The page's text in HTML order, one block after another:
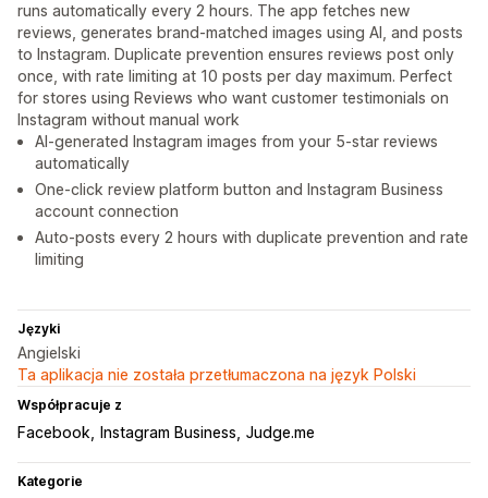
runs automatically every 2 hours. The app fetches new
reviews, generates brand-matched images using AI, and posts
to Instagram. Duplicate prevention ensures reviews post only
once, with rate limiting at 10 posts per day maximum. Perfect
for stores using Reviews who want customer testimonials on
Instagram without manual work
AI-generated Instagram images from your 5-star reviews
automatically
One-click review platform button and Instagram Business
account connection
Auto-posts every 2 hours with duplicate prevention and rate
limiting
Języki
Angielski
Ta aplikacja nie została przetłumaczona na język Polski
Współpracuje z
Facebook Instagram Business Judge.me
Kategorie